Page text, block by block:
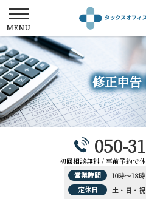
修正申告
050-
初回相談無料 / 事前予約で
営業時間
10時～18時
定休日
土・日・祝